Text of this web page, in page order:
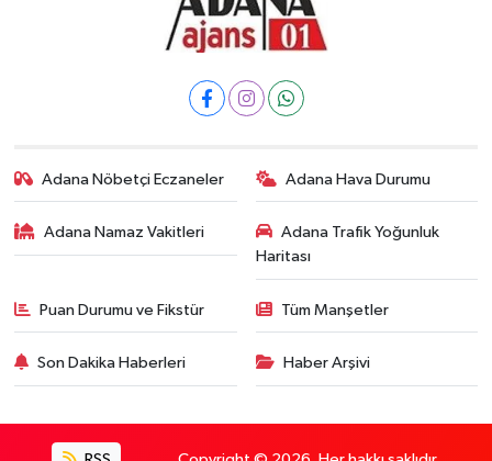
Adana Nöbetçi Eczaneler Adana Hava Durumu
Adana Namaz Vakitleri
Adana Trafik Yoğunluk
Haritası
Puan Durumu ve Fikstür Tüm Manşetler
Son Dakika Haberleri Haber Arşivi